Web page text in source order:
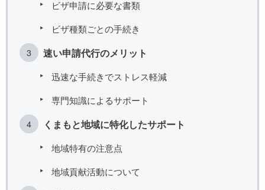
ビザ申請に必要な書類
ビザ種類ごとの手続き
速い申請代行のメリット
迅速な手続きでストレス軽減
専門知識によるサポート
くまもと地域に特化したサポート
地域特有の注意点
地域貢献活動について